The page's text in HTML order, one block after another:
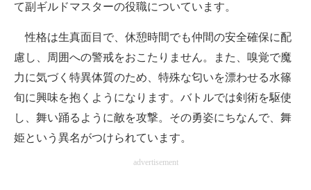
て副ギルドマスターの役職についています。
性格は生真面目で、休憩時間でも仲間の安全確保に配
慮し、周囲への警戒をおこたりません。また、嗅覚で魔
力に気づく特異体質のため、特殊な匂いを漂わせる水篠
旬に興味を抱くようになります。バトルでは剣術を駆使
し、舞い踊るように敵を攻撃。その勇姿にちなんで、舞
姫という異名がつけられています。
advertisement